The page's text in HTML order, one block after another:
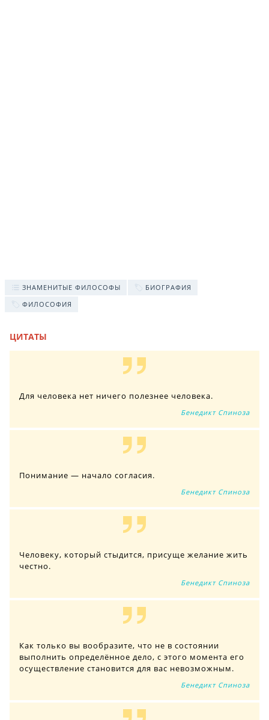
ЗНАМЕНИТЫЕ ФИЛОСОФЫ
БИОГРАФИЯ
ФИЛОСОФИЯ
ЦИТАТЫ
Для человека нет ничего полезнее человека.
Бенедикт Спиноза
Понимание — начало согласия.
Бенедикт Спиноза
Человеку, который стыдится, присуще желание жить
честно.
Бенедикт Спиноза
Как только вы вообразите, что не в состоянии
выполнить определённое дело, с этого момента его
осуществление становится для вас невозможным.
Бенедикт Спиноза